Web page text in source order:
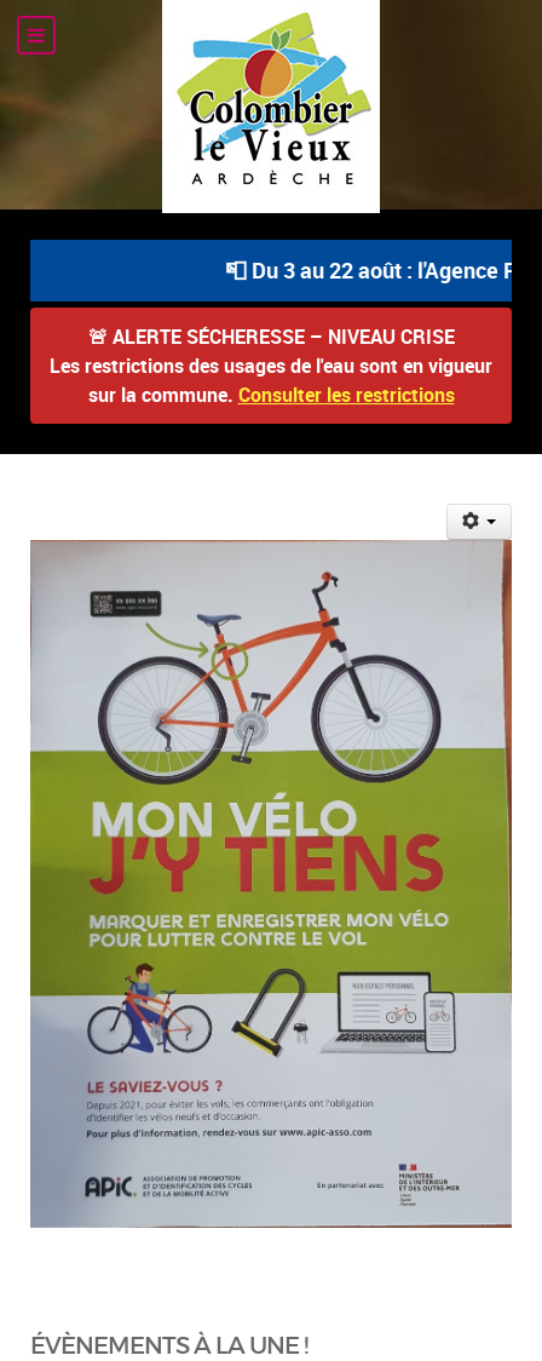
📮 Du 3 au 22 août : l'Agence
🚨 ALERTE SÉCHERESSE – NIVEAU CRISE
Les restrictions des usages de l'eau sont en vigueur
sur la commune. Consulter les restrictions
ÉVÈNEMENTS À LA UNE !